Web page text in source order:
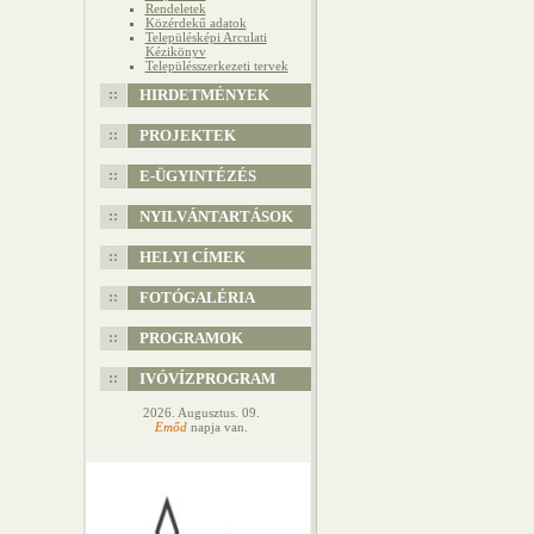
Rendeletek
Közérdekű adatok
Településképi Arculati
Kézikönyv
Településszerkezeti tervek
HIRDETMÉNYEK
PROJEKTEK
E-ÜGYINTÉZÉS
NYILVÁNTARTÁSOK
HELYI CÍMEK
FOTÓGALÉRIA
PROGRAMOK
IVÓVÍZPROGRAM
2026. Augusztus. 09.
Emőd napja van.